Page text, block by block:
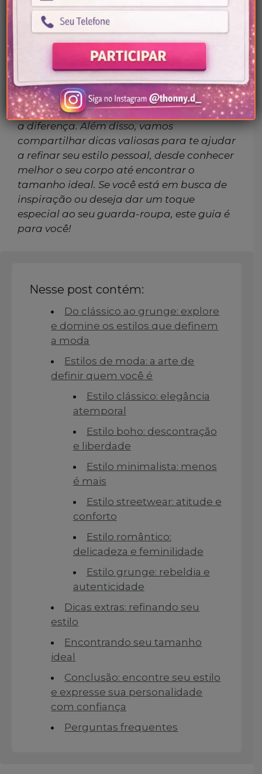
29/08/2024 PorThonny-D
Neste post, vamos explorar seis estilos de
moda populares como clássico, boho,
minimalista, streetwear, romântico e
grunge, detalhando peças-chave,
combinações e acessórios que fazem toda
a diferença. Além disso, vamos
compartilhar dicas valiosas para te ajudar
a refinar seu estilo pessoal, desde conhecer
melhor o seu corpo até encontrar o
tamanho ideal. Se você está em busca de
inspiração ou deseja dar um toque
especial ao seu guarda-roupa, este guia é
para você!
Nesse post contém:
Do clássico ao grunge: explore
e domine os estilos que definem
a moda
Estilos de moda: a arte de
definir quem você é
Estilo clássico: elegância
atemporal
Estilo boho: descontração
e liberdade
Estilo minimalista: menos
é mais
Estilo streetwear: atitude e
conforto
Estilo romântico:
delicadeza e feminilidade
Estilo grunge: rebeldia e
autenticidade
Dicas extras: refinando seu
estilo
Encontrando seu tamanho
ideal
Conclusão: encontre seu estilo
e expresse sua personalidade
com confiança
Perguntas frequentes